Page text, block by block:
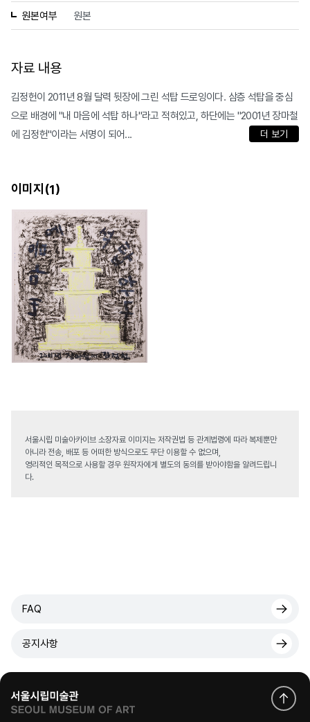
원본여부 원본
자료 내용
김정헌이 2011년 8월 달력 뒷장에 그린 석탑 드로잉이다. 삼층 석탑을 중심
으로 배경에 "내 마음에 석탑 하나"라고 적혀있고, 하단에는 "2001년 장마철
에 김정헌"이라는 서명이 되어...
더 보기
이미지(1)
서울시립 미술아카이브 소장자료 이미지는 저작권법 등 관계법령에 따라 복제뿐만
아니라 전송, 배포 등 어떠한 방식으로도 무단 이용할 수 없으며,
영리적인 목적으로 사용할 경우 원작자에게 별도의 동의를 받아야함을 알려드립니
다.
FAQ
공지사항